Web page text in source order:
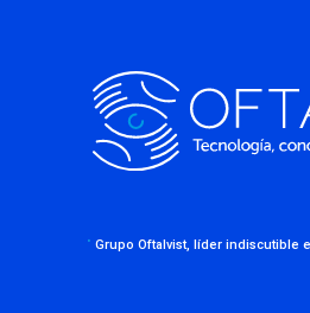
· Grupo Oftalvist, líder indiscutible